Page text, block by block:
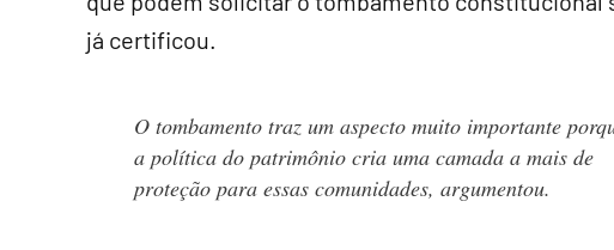
já certificou.
O tombamento traz um aspecto muito importante
a política do patrimônio cria uma camada a mais de
proteção para essas comunidades, argumentou.